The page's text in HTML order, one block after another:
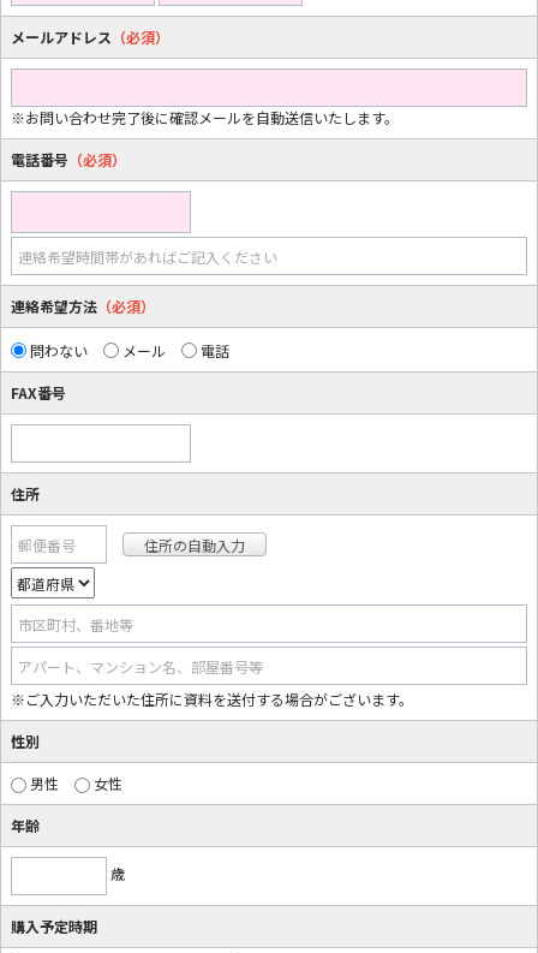
メールアドレス （必須）
※お問い合わせ完了後に確認メールを自動送信いたします。
電話番号 （必須）
連絡希望時間帯があればご記入ください
連絡希望方法 （必須）
問わない メール 電話
FAX番号
住所
郵便番号
市区町村、番地等
アパート、マンション名、部屋番号等
※ご入力いただいた住所に資料を送付する場合がございます。
性別
男性 女性
年齢
歳
購入予定時期